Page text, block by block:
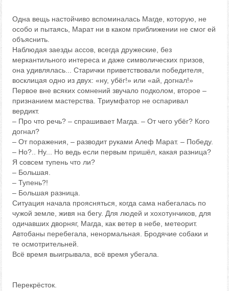
Одна вещь настойчиво вспоминалась Магде, которую, не
особо и пытаясь, Марат ни в каком приближении не смог ей
объяснить.
Наблюдая заезды ассов, всегда дружеские, без
меркантильного интереса и даже символических призов,
она удивлялась... Старички приветствовали победителя,
восклицая одно из двух: «ну, убёг!» или «ай, догнал!»
Первое вне всяких сомнений звучало подколом, второе –
признанием мастерства. Триумфатор не оспаривал
вердикт.
– Про что речь? – спрашивает Магда. – От чего убёг? Кого
догнал?
– От поражения, – разводит руками Алеф Марат. – Победу.
– Но?.. Ну... Но ведь если первым пришёл, какая разница?
Я совсем тупень что ли?
– Большая.
– Тупень?!
– Большая разница.
Ситуация начала проясняться, когда сама набегалась по
чужой земле, живя на бегу. Для людей и хохотунчиков, для
одичавших дворняг, Магда, как ветер в небе, метеорит.
Автобаны перебегала, ненормальная. Бродячие собаки и
те осмотрительней.
Всё время выигрывала, всё время убегала.
Перекрёсток.